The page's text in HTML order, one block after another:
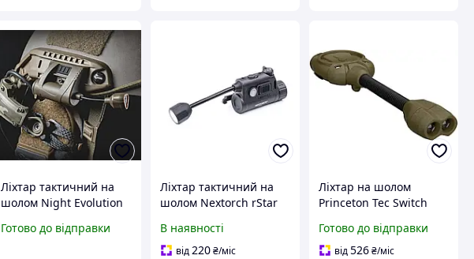
Ліхтар тактичний на
шолом Night Evolution
Готово до відправки
Ліхтар тактичний на
шолом Nextorch rStar
В наявності
від220 ₴/міс
Ліхтар на шолом
Princeton Tec Switch
2370-DS
Готово до відправки
від526₴/міс